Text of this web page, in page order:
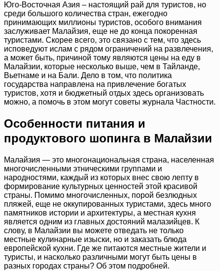
Юго-Восточная Азия – настоящий рай для туристов, но
среди большого количества стран, ежегодно
принимающих миллионы туристов, особого внимания
заслуживает Малайзия, еще не до конца покоренная
туристами. Скорее всего, это связано с тем, что здесь
исповедуют ислам с рядом ограничений на развлечения,
а может быть, причиной тому являются цены на еду в
Малайзии, которые несколько выше, чем в Тайланде,
Вьетнаме и на Бали. Дело в том, что политика
государства направлена на привлечение богатых
туристов, хотя и бюджетный отдых здесь организовать
можно, а помочь в этом могут советы журнала Частности.
Особенности питания и
продуктового шопинга в Малайзии
Малайзия — это многонациональная страна, населенная
многочисленными этническими группами и
народностями, каждый из которых внес свою лепту в
формирование культурных ценностей этой красивой
страны. Помимо многочисленных, порой безлюдных
пляжей, еще не оккупированных туристами, здесь много
памятников истории и архитектуры, а местная кухня
является одним из главных достояний малазийцев. К
слову, в Малайзии вы можете отведать не только
местные кулинарные изыски, но и заказать блюда
европейской кухни. Где же питаются местные жители и
туристы, и насколько различными могут быть цены в
разных городах страны? Об этом подробней.